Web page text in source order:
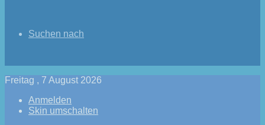
Suchen nach
Freitag , 7 August 2026
Anmelden
Skin umschalten